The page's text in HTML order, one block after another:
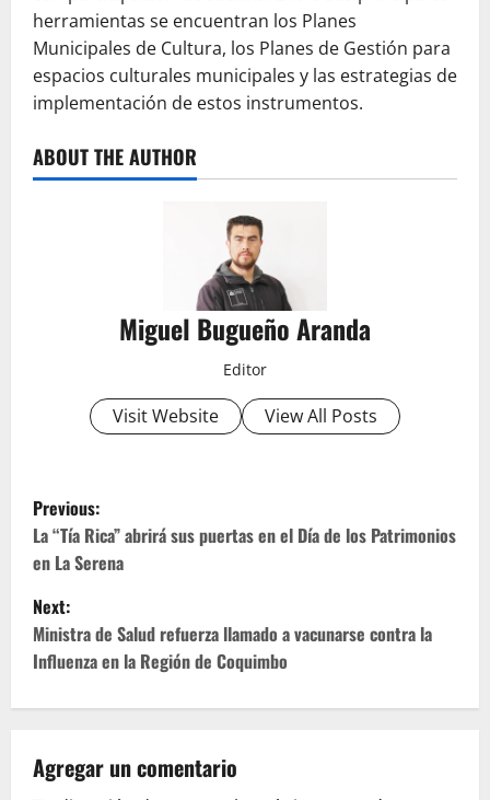
herramientas se encuentran los Planes
Municipales de Cultura, los Planes de Gestión para
espacios culturales municipales y las estrategias de
implementación de estos instrumentos.
ABOUT THE AUTHOR
Miguel Bugueño Aranda
Editor
Visit Website View All Posts
P
o
s
t
n
v
Previous:
La “Tía Rica” abrirá sus puertas en el Día de los Patrimonios
en La Serena
Next:
Ministra de Salud refuerza llamado a vacunarse contra la
Influenza en la Región de Coquimbo
Agregar un comentario